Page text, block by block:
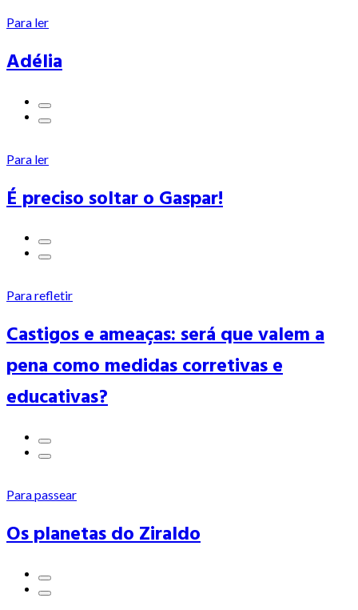
Para ler
Adélia
Para ler
É preciso soltar o Gaspar!
Para refletir
Castigos e ameaças: será que valem a
pena como medidas corretivas e
educativas?
Para passear
Os planetas do Ziraldo